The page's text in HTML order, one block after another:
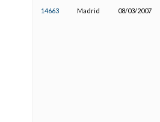
14663 Madrid 08/03/2007